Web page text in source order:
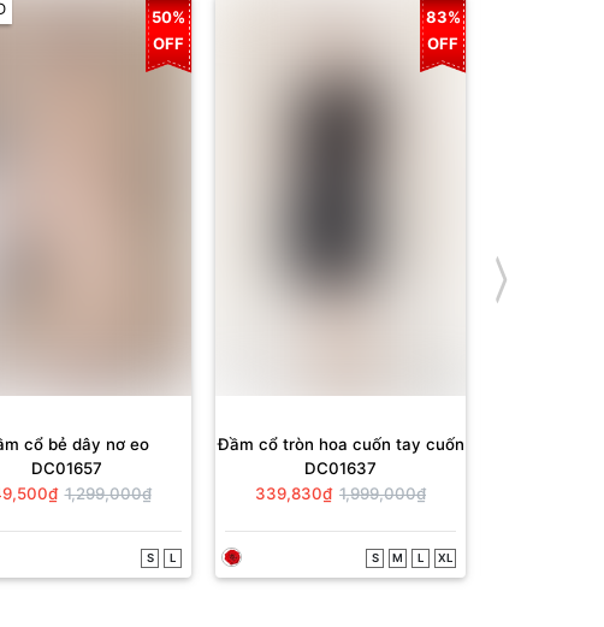
50%
OFF
cổ bẻ dây nơ eo
DC01657
1,299,000₫
S L
83%
OFF
Đầm cổ tròn hoa cuốn tay cuốn
DC01637
339,830₫ 1,999,000₫
S M L XL